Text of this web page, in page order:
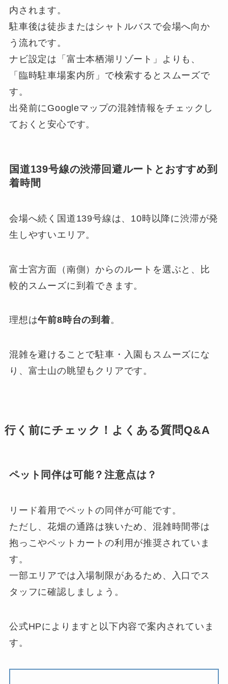
内されます。
駐車後は徒歩またはシャトルバスで会場へ向か
う流れです。
ナビ設定は「富士本栖湖リゾート」よりも、
「臨時駐車場案内所」で検索するとスムーズで
す。
出発前にGoogleマップの混雑情報をチェックし
ておくと安心です。
国道139号線の渋滞回避ルートとおすすめ到
着時間
会場へ続く国道139号線は、10時以降に渋滞が発
生しやすいエリア。
富士宮方面（南側）からのルートを選ぶと、比
較的スムーズに到着できます。
理想は午前8時台の到着。
混雑を避けることで駐車・入園もスムーズにな
り、富士山の眺望もクリアです。
行く前にチェック！よくある質問Q&A
ペット同伴は可能？注意点は？
リード着用でペットの同伴が可能です。
ただし、花畑の通路は狭いため、混雑時間帯は
抱っこやペットカートの利用が推奨されていま
す。
一部エリアでは入場制限があるため、入口でス
タッフに確認しましょう。
公式HPによりますと以下内容で案内されていま
す。